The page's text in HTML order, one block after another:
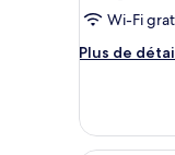
de
chambre :
Wi-Fi
Plus de
Plus
Suite